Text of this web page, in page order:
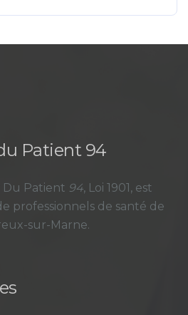
Patient 94
Du Patient 94, Loi 1901, est
professionnels de santé de
sur-Marne.